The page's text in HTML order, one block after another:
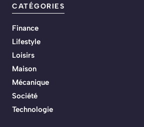
CATÉGORIES
Finance
Lifestyle
Loisirs
Maison
Mécanique
Société
Technologie